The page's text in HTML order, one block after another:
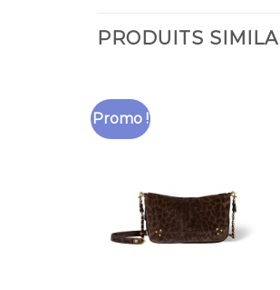
PRODUITS
Promo !